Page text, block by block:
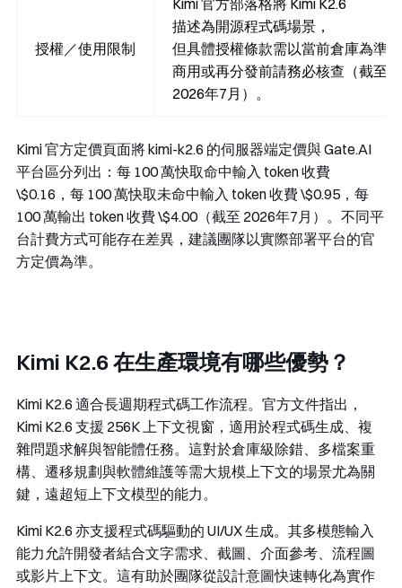
授權／使用限制
Kimi 官方部落格將 Kimi K2.6
描述為開源程式碼場景，
但具體授權條款需以當前倉庫為準，
商用或再分發前請務必核查（截至
2026年7月）。
Kimi 官方定價頁面將kimi-k2.6 的伺服器端定價與 Gate.AI
平台區分列出：每 100 萬快取命中輸入 token 收費
\$0.16，每 100 萬快取未命中輸入 token 收費 \$0.95，每
100 萬輸出 token 收費 \$4.00（截至 2026年7月）。不同平
台計費方式可能存在差異，建議團隊以實際部署平台的官
方定價為準。
Kimi K2.6 在生產環境有哪些優勢？
Kimi K2.6 適合長週期程式碼工作流程。官方文件指出，
Kimi K2.6 支援 256K 上下文視窗，適用於程式碼生成、複
雜問題求解與智能體任務。這對於倉庫級除錯、多檔案重
構、遷移規劃與軟體維護等需大規模上下文的場景尤為關
鍵，遠超短上下文模型的能力。
Kimi K2.6 亦支援程式碼驅動的 UI/UX 生成。其多模態輸入
能力允許開發者結合文字需求、截圖、介面參考、流程圖
或影片上下文。這有助於團隊從設計意圖快速轉化為實作